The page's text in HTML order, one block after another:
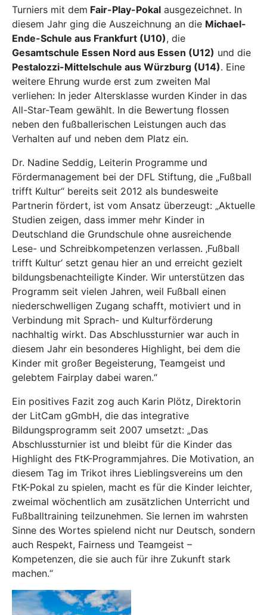
Turniers mit dem Fair-Play-Pokal ausgezeichnet. In
diesem Jahr ging die Auszeichnung an die Michael-
Ende-Schule aus Frankfurt (U10), die
Gesamtschule Essen Nord aus Essen (U12) und die
Pestalozzi-Mittelschule aus Würzburg (U14). Eine
weitere Ehrung wurde erst zum zweiten Mal
verliehen: In jeder Altersklasse wurden Kinder in das
All-Star-Team gewählt. In die Bewertung flossen
neben den fußballerischen Leistungen auch das
Verhalten auf und neben dem Platz ein.
Dr. Nadine Seddig, Leiterin Programme und
Fördermanagement bei der DFL Stiftung, die „Fußball
trifft Kultur“ bereits seit 2012 als bundesweite
Partnerin fördert, ist vom Ansatz überzeugt: „Aktuelle
Studien zeigen, dass immer mehr Kinder in
Deutschland die Grundschule ohne ausreichende
Lese- und Schreibkompetenzen verlassen. ‚Fußball
trifft Kultur‘ setzt genau hier an und erreicht gezielt
bildungsbenachteiligte Kinder. Wir unterstützen das
Programm seit vielen Jahren, weil Fußball einen
niederschwelligen Zugang schafft, motiviert und in
Verbindung mit Sprach- und Kulturförderung
nachhaltig wirkt. Das Abschlussturnier war auch in
diesem Jahr ein besonderes Highlight, bei dem die
Kinder mit großer Begeisterung, Teamgeist und
gelebtem Fairplay dabei waren.“
Ein positives Fazit zog auch Karin Plötz, Direktorin
der LitCam gGmbH, die das integrative
Bildungsprogramm seit 2007 umsetzt: „Das
Abschlussturnier ist und bleibt für die Kinder das
Highlight des FtK-Programmjahres. Die Motivation, an
diesem Tag im Trikot ihres Lieblingsvereins um den
FtK-Pokal zu spielen, macht es für die Kinder leichter,
zweimal wöchentlich am zusätzlichen Unterricht und
Fußballtraining teilzunehmen. Sie lernen im wahrsten
Sinne des Wortes spielend nicht nur Deutsch, sondern
auch Respekt, Fairness und Teamgeist –
Kompetenzen, die sie auch für ihre Zukunft stark
machen.“